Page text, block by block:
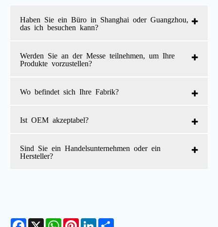
Haben Sie ein Büro in Shanghai oder Guangzhou,
das ich besuchen kann?
Werden Sie an der Messe teilnehmen, um Ihre
Produkte vorzustellen?
Wo befindet sich Ihre Fabrik?
Ist OEM akzeptabel?
Sind Sie ein Handelsunternehmen oder ein
Hersteller?
Facebook
X WhatsAppPinterestLinkedIn